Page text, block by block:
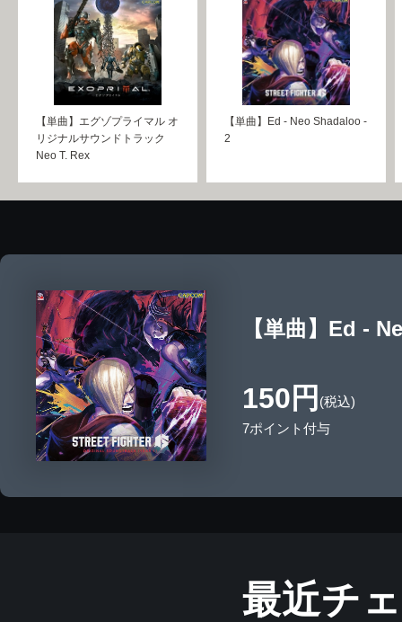
【単曲】エグゾプライマル オ
リジナルサウンドトラック
Neo T. Rex
【単曲】Ed - Neo Shadaloo -
2
【単曲】Ed -
150円 (税込)
7ポイント付与
最近チ